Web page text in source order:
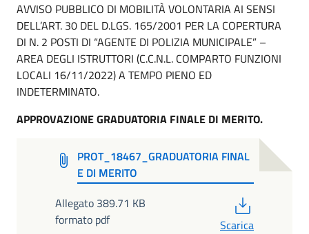
AVVISO PUBBLICO DI MOBILITÀ VOLONTARIA AI SENSI
DELL’ART. 30 DEL D.LGS. 165/2001 PER LA COPERTURA
DI N. 2 POSTI DI “AGENTE DI POLIZIA MUNICIPALE” –
AREA DEGLI ISTRUTTORI (C.C.N.L. COMPARTO FUNZIONI
LOCALI 16/11/2022) A TEMPO PIENO ED
INDETERMINATO.
APPROVAZIONE GRADUATORIA FINALE DI MERITO.
PROT_18467_GRADUATORIA FINAL
E DI MERITO
Allegato 389.71 KB
formato pdf
Scarica